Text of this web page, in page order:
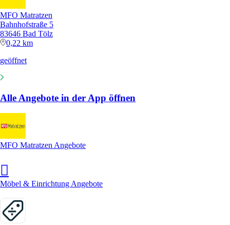
MFO Matratzen
Bahnhofstraße 5
83646 Bad Tölz
0,22 km
geöffnet
Alle Angebote in der App öffnen
MFO Matratzen Angebote
Möbel & Einrichtung Angebote